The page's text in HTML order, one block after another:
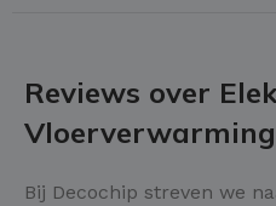
Reviews over
Vloerverwarming
Bij Decochip streven we